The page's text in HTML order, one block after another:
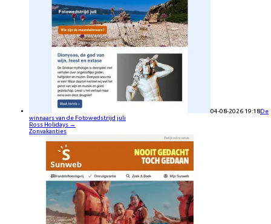
04-08-2026 19:18De
winnaars van de Fotowedstrijd juli
Ross Holidays →
Zonvakanties